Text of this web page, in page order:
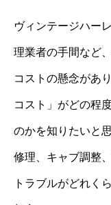
ヴィンテージハー
理業者の手間など
コストの懸念があ
コスト」がどの程
のかを知りたいと
修理、キャブ調整
トラブルがどれく